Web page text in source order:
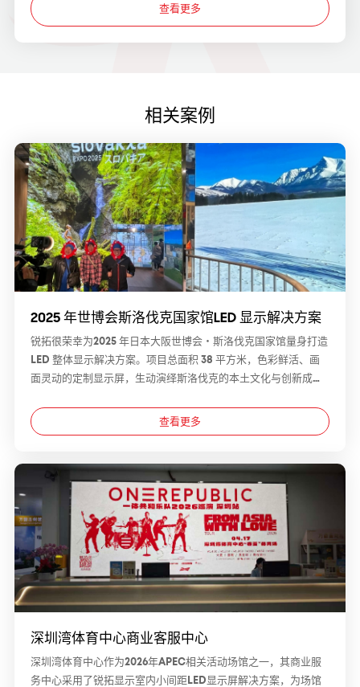
查看更多
相关案例
2025 年世博会斯洛伐克国家馆LED 显示解决方案
锐拓很荣幸为2025 年日本大阪世博会・斯洛伐克国家馆量身打造
LED 整体显示解决方案。项目总面积 38 平方米，色彩鲜活、画
面灵动的定制显示屏，生动演绎斯洛伐克的本土文化与创新成
荣幸；同时也期待凭借专业 LED 显示实力，打造沉浸式视觉体
验，为全球观众留下深刻印象。
查看更多
深圳湾体育中心商业客服中心
深圳湾体育中心作为2026年APEC相关活动场馆之一，其商业服
务中心采用了锐拓显示室内小间距LED显示屏解决方案，为场馆